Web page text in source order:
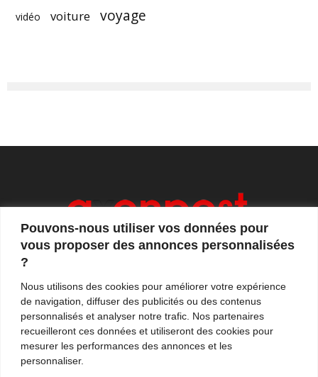
Pouvons-nous utiliser vos données pour
vous proposer des annonces personnalisées
?
Nous utilisons des cookies pour améliorer votre expérience
de navigation, diffuser des publicités ou des contenus
personnalisés et analyser notre trafic. Nos partenaires
recueilleront ces données et utiliseront des cookies pour
mesurer les performances des annonces et les
personnaliser.
vidéo
voiture voyage
et de tendances. Notre équipe de journalistes vous
propose quotidiennement de suivre l'actualité en
France et à l'international.
Contactez-nous:contact@axonpost.com